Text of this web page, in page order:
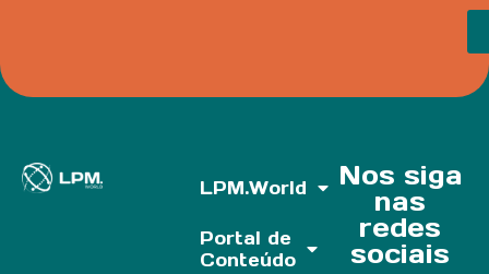
LPM.World
Portal de
Conteúdo
Nos siga
nas
redes
sociais